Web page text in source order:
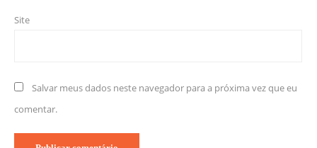
Site
Salvar meus dados neste navegador para a próxima vez que eu
comentar.